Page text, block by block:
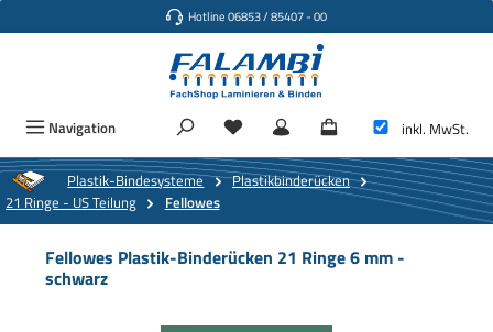
Hotline 06853 / 85407 - 00
Navigation inkl. MwSt.
Plastik-Bindesysteme
Plastikbinderücken
21 Ringe - US Teilung
Fellowes
Fellowes Plastik-Binderücken 21 Ringe 6 mm -
schwarz